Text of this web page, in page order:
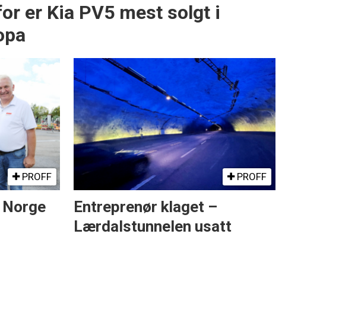
er Kia PV5 mest solgt i
PROFF PROFF
Entreprenør klaget –
Lærdalstunnelen usatt